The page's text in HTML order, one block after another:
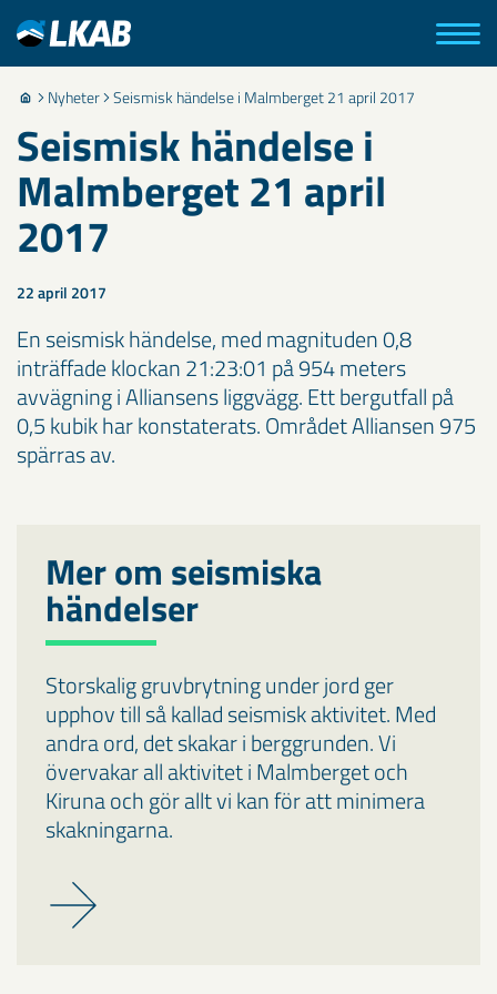
Nyheter Seismisk händelse i Malmberget 21 april 2017
Seismisk händelse i
Malmberget 21 april
2017
22 april 2017
En seismisk händelse, med magnituden 0,8
inträffade klockan 21:23:01 på 954 meters
avvägning i Alliansens liggvägg. Ett bergutfall på
0,5 kubik har konstaterats. Området Alliansen 975
spärras av.
Mer om seismiska
händelser
Storskalig gruvbrytning under jord ger
upphov till så kallad seismisk aktivitet. Med
andra ord, det skakar i berggrunden. Vi
övervakar all aktivitet i Malmberget och
Kiruna och gör allt vi kan för att minimera
skakningarna.